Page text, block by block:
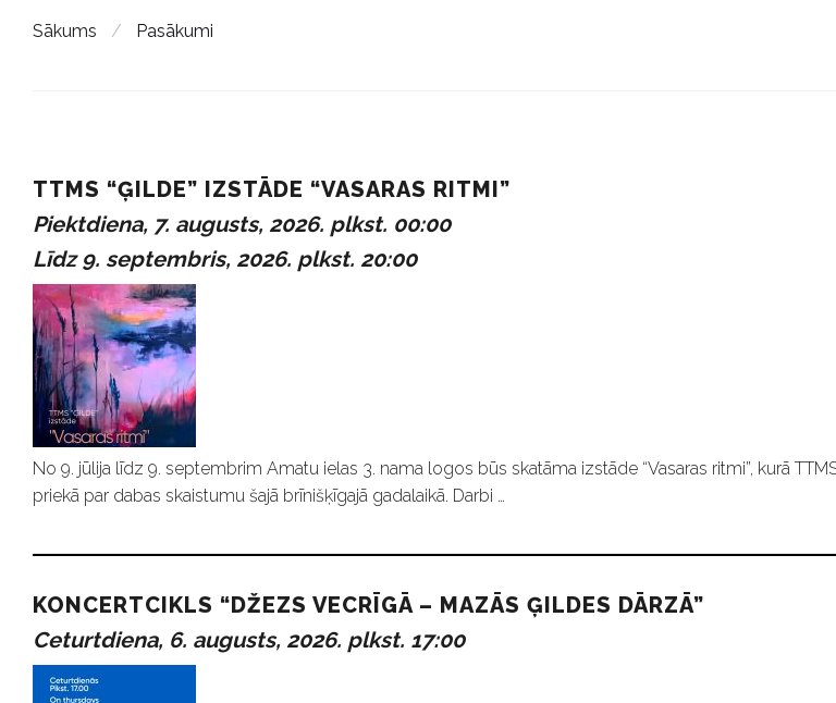
Sākums / Pasākumi
P
a
s
ā
k
u
m
i
TTMS “ĢILDE” IZSTĀDE “VASARAS RITMI”
Piektdiena, 7. augusts, 2026. plkst. 00:00
Līdz 9. septembris, 2026. plkst. 20:00
No 9. jūlija līdz 9. septembrim Amatu ielas 3. nama logos būs skatāma izstāde “Vasaras ritmi”, kurā
priekā par dabas skaistumu šajā brīnišķīgajā gadalaikā. Darbi …
KONCERTCIKLS “DŽEZS VECRĪGĀ – MAZĀS ĢILDES DĀRZĀ”
Ceturtdiena, 6. augusts, 2026. plkst. 17:00